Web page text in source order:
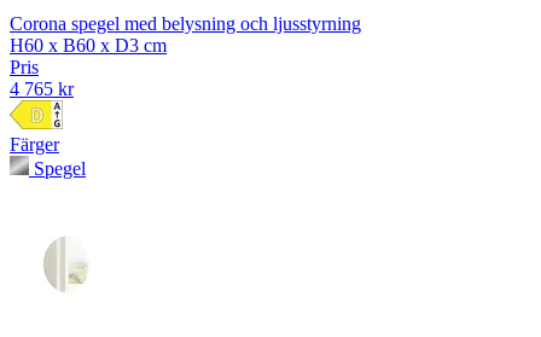
Corona spegel med belysning och ljusstyrning
H60 x B60 x D3 cm
Pris
4 765 kr
Färger
Spegel